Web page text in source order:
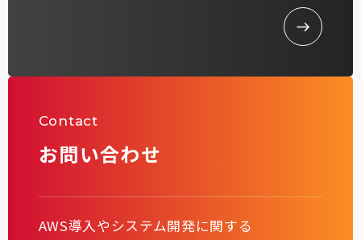
Contact
お問い合わせ
AWS導入やシステム開発に関する